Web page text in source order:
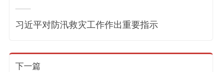
习近平对防汛救灾工作作出重要指示
下一篇